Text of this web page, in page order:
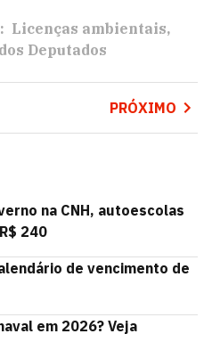
Licenças ambientais
Deputados
PRÓXIMO
na CNH, autoescolas
240
de vencimento de
em 2026? Veja